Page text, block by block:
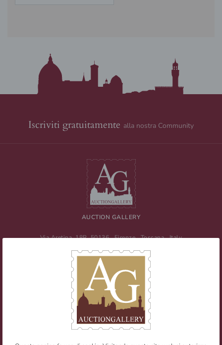
Iscriviti gratuitamente alla nostra Community
AUCTION GALLERY
Via Aretina, 18R 50136 Firenze,Toscana,Italy
E-mail:info@auctiongallery.it
Partita IVA:
Filatelia Numismatica